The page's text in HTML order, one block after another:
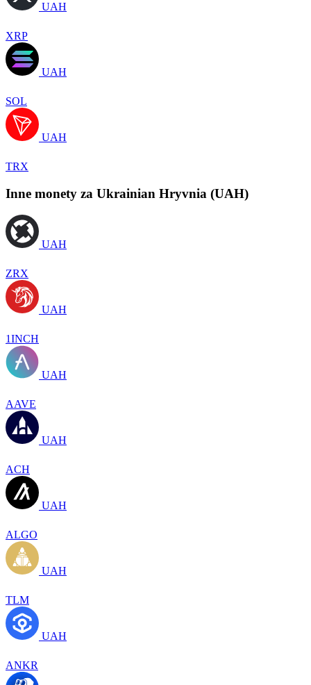
UAH
XRP
UAH
SOL
UAH
TRX
Inne monety za Ukrainian Hryvnia (UAH)
UAH
ZRX
UAH
1INCH
UAH
AAVE
UAH
ACH
UAH
ALGO
UAH
TLM
UAH
ANKR